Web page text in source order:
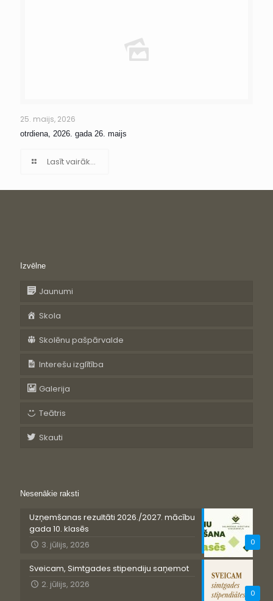
25. maijs, 2026
otrdiena, 2026. gada 26. maijs
Lasīt vairāk...
Izvēlne
Jaunumi
Skola
Skolēnu pašpārvalde
Interešu izglītība
Galerija
Teātris
Skauti
Nesenākie raksti
0
Uzņemšanas rezultāti 2026./2027. mācību
gada 10. klasēs
3. jūlijs, 2026
0
Sveicam, Simtgades stipendiju saņemot
2. jūlijs, 2026